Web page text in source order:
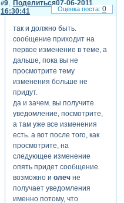
Поделиться
9
07-06-2011
16:30:41
так и должно быть.
сообщение приходит на
первое изменение в теме, а
дальше, пока вы не
просмотрите тему
изменения больше не
придут.
да и зачем. вы получите
уведомление, посмотрите,
а там уже все изменения
есть. а вот после того, как
просмотрите, на
следующее изменение
опять придет сообщение.
возможно и олечне
получает уведомления
именно потому, что
0